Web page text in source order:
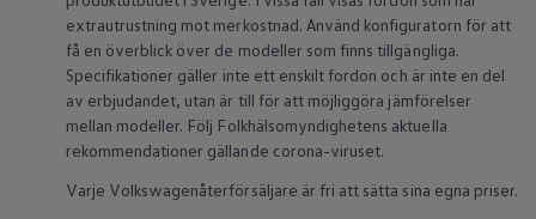
Volkswagen försäkring
Volkswagen Betalskydd
Boka provkörning
Offertförfrågan
Hitta din återförsäljare
Om Volkswagen
Juridisk information
CoC-certifikat och lista med ingredienser
Cookies
GDPR
extrautrustning mot merkostnad. Använd konfiguratorn för att
få en överblick över de modeller som finns tillgängliga.
Specifikationer gäller inte ett enskilt fordon och är inte en del
av erbjudandet, utan är till för att möjliggöra jämförelser
mellan modeller. Följ Folkhälsomyndighetens aktuella
rekommendationer gällande corona-viruset.
Varje Volkswagenåterförsäljare är fri att sätta sina egna priser.